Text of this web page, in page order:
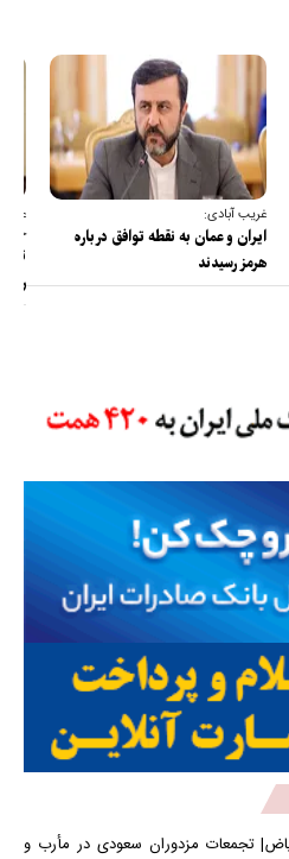
غریب آبادی:
ایران و عمان به نقطه توافق درباره
هرمز رسیدند
عضو
را
تجمعات مزدوران سعودی در مأرب و